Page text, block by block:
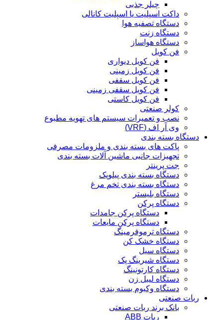
چیلر جذبی
داکت اسپلیت یا اسپلیت کانالی
دستگاه تصفیه هوا
دستگاه زنت
دستگاه هواساز
فن کویل
فن کویل دیواری
فن کویل زمینی
فن کویل سقفی
فن کویل سقفی زمینی
فن کویل کاستی
کولر صنعتی
نصب و تعمیرات سیستم های تهویه مطبوع
وی آر اف (VRF)
دستگاه بسته بندی
پاکت های بسته بندی و ملزومات مصرفی
تجهیزات جانبی ماشین آلات بسته بندی
جت پرینتر
دستگاه بسته بندی پیلوپک
دستگاه بسته بندی تخم مرغ
دستگاه بلیستر
دستگاه پرکن
دستگاه پرکن جامدات
دستگاه پرکن مایعات
دستگاه ترموفرمینگ
دستگاه خشک کن
دستگاه سیل
دستگاه شیرینگ پک
دستگاه کارتونینگ
دستگاه لیبل زن
دستگاه وکیوم بسته بندی
ربات صنعتی
بانک برند ربات صنعتی
ربات ABB